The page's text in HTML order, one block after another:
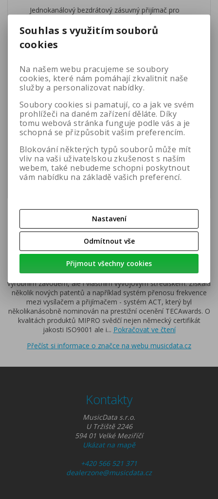
Jednokanálový bezdrátový zásuvný přijímač pro
MA-708, MA-808 a mixážní pult MA-909.
Analogové pásmo UHF, pásmo 620~644MHz,
Scan pro vyhledání volné frekvence a automatická
synchronizace pomocí tlačítka ACT. Led indikace
kvality bezdrátového signálu a vstupní úrovně
audio signálu. "PiloTone & NoiseLock" obvody
pro minimalizaci nežádoucího rušení a kvalitnější
příjem signálu. Lze nastavovat vstupní citlivost
audio signálu pomocí otočného potenciometru.
Kanálová rozteč 24MHz, frekvenční rozsah
60Hz~15kHz, citlivost 6dBμV - S/N>80dB, odstup
signál šum S/N>100dB, audio výstup 610mV RMS,
hmotnost 126g.
MIPRO
Společnost MIPRO sídlící na Taiwanu je jedním z leaderů v
bezdrátových technologiích. Disponuje nejen novým moderním
výrobním závodem, ale i vlastním vývojovým střediskem. Získala
několik nových patentů a například systém přenosu frekvence
mezi vysílačem a přijímačem - systém ACT, který byl
několikanásobně nominován na prestižní ocenění TECAwards. O
kvalitách produktů MIPRO svědčí nejen německý certifikát
jakosti ISO9001 ale i... Pokračovat ve čtení
Přečíst si informace o značce na webu musicdata.cz
Kontakty
MusicData s.r.o.
U Tržiště 2246
594 01 Velké Meziříčí
Ukázat na mapě
+420 566 521 371
dealerzone@musicdata.cz
Souhlas s využitím souborů
cookies
Na našem webu pracujeme se soubory
cookies, které nám pomáhají zkvalitnit naše
služby a personalizovat nabídky.
Soubory cookies si pamatují, co a jak ve svém
prohlížeči na daném zařízení děláte. Díky
tomu webová stránka funguje podle vás a je
schopná se přizpůsobit vašim preferencím.
Blokování některých typů souborů může mít
vliv na vaši uživatelskou zkušenost s naším
webem, také nebudeme schopni poskytnout
vám nabídku na základě vašich preferencí.
Nastavení
Odmítnout vše
Přijmout všechny cookies